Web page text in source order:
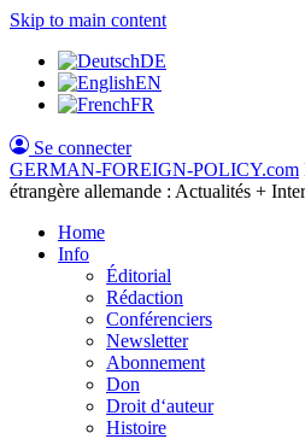
Skip to main content
DE
EN
FR
Se connecter
GERMAN-FOREIGN-POLICY.com
étrangère allemande : Actualités +
Home
Info
Éditorial
Rédaction
Conférenciers
Newsletter
Abonnement
Don
Droit d‘auteur
Histoire